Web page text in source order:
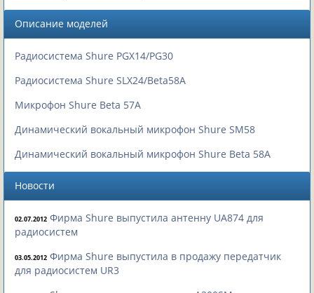
Описание моделей
Радиосистема Shure PGX14/PG30
Радиосистема Shure SLX24/Beta58A
Микрофон Shure Beta 57A
Динамический вокальный микрофон Shure SM58
Динамический вокальный микрофон Shure Beta 58A
Новости
02.07.2012 Фирма Shure выпустила антенну UA874 для
радиосистем
03.05.2012 Фирма Shure выпустила в продажу передатчик
для радиосистем UR3